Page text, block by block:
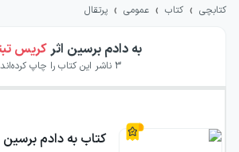
کتابچی › کتاب › عمومی › پرتقال
به دادم برسین اثرکریس
3 ناشر این کتاب را چاپ کرده‌اند
کتاب به دادم برسین